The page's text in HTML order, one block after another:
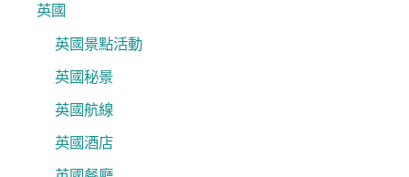
英國
英國景點活動
英國秘景
英國航線
英國酒店